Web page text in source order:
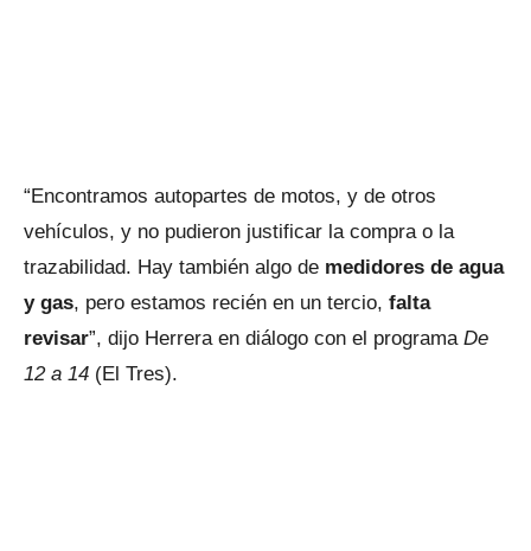
“Encontramos autopartes de motos, y de otros
vehículos, y no pudieron justificar la compra o la
trazabilidad. Hay también algo de medidores de agua
y gas, pero estamos recién en un tercio, falta
revisar”, dijo Herrera en diálogo con el programa De
12 a 14 (El Tres).